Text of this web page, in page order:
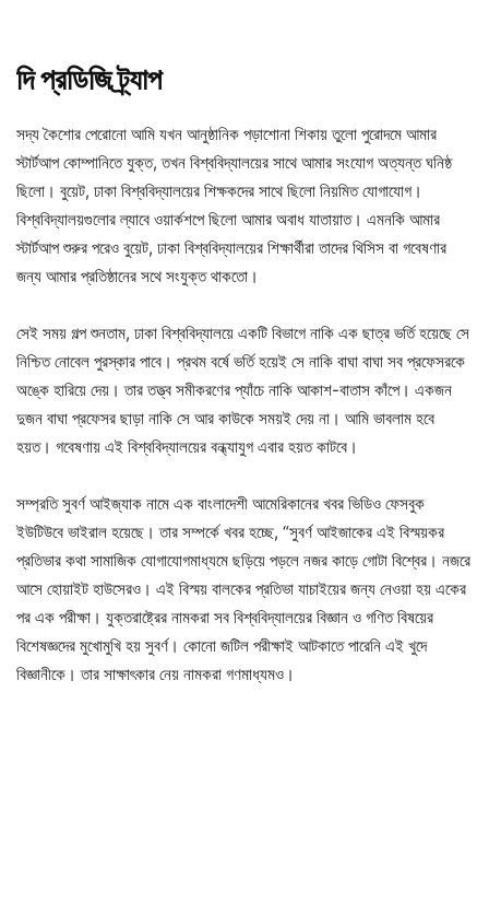
দি প্রডিজি ট্র্যাপ
সদ্য কৈশোর পেরোনো আমি যখন আনুষ্ঠানিক পড়াশোনা শিকায় তুলো পুরোদমে আমার
স্টার্টআপ কোম্পানিতে যুক্ত, তখন বিশ্ববিদ্যালয়ের সাথে আমার সংযোগ অত্যন্ত ঘনিষ্ঠ
ছিলো। বুয়েট, ঢাকা বিশ্ববিদ্যালয়ের শিক্ষকদের সাথে ছিলো নিয়মিত যোগাযোগ।
বিশ্ববিদ্যালয়গুলোর ল্যাবে ওয়ার্কশপে ছিলো আমার অবাধ যাতায়াত। এমনকি আমার
স্টার্টআপ শুরুর পরেও বুয়েট, ঢাকা বিশ্ববিদ্যালয়ের শিক্ষার্থীরা তাদের থিসিস বা গবেষণার
জন্য আমার প্রতিষ্ঠানের সথে সংযুক্ত থাকতো।
সেই সময় গল্প শুনতাম, ঢাকা বিশ্ববিদ্যালয়ে একটি বিভাগে নাকি এক ছাত্র ভর্তি হয়েছে সে
নিশ্চিত নোবেল পুরস্কার পাবে। প্রথম বর্ষে ভর্তি হয়েই সে নাকি বাঘা বাঘা সব প্রফেসরকে
অঙ্কে হারিয়ে দেয়। তার তত্ত্ব সমীকরণের প্যাঁচে নাকি আকাশ-বাতাস কাঁপে। একজন
দুজন বাঘা প্রফেসর ছাড়া নাকি সে আর কাউকে সময়ই দেয় না। আমি ভাবলাম হবে
হয়ত। গবেষণায় এই বিশ্ববিদ্যালয়ের বন্ধ্যাযুগ এবার হয়ত কাটবে।
সম্প্রতি সুবর্ণ আইজ্যাক নামে এক বাংলাদেশী আমেরিকানের খবর ভিডিও ফেসবুক
ইউটিউবে ভাইরাল হয়েছে। তার সম্পর্কে খবর হচ্ছে, “সুবর্ণ আইজাকের এই বিস্ময়কর
প্রতিভার কথা সামাজিক যোগাযোগমাধ্যমে ছড়িয়ে পড়লে নজর কাড়ে গোটা বিশ্বের। নজরে
আসে হোয়াইট হাউসেরও। এই বিস্ময় বালকের প্রতিভা যাচাইয়ের জন্য নেওয়া হয় একের
পর এক পরীক্ষা। যুক্তরাষ্ট্রের নামকরা সব বিশ্ববিদ্যালয়ের বিজ্ঞান ও গণিত বিষয়ের
বিশেষজ্ঞদের মুখোমুখি হয় সুবর্ণ। কোনো জটিল পরীক্ষাই আটকাতে পারেনি এই খুদে
বিজ্ঞানীকে। তার সাক্ষাৎকার নেয় নামকরা গণমাধ্যমও।